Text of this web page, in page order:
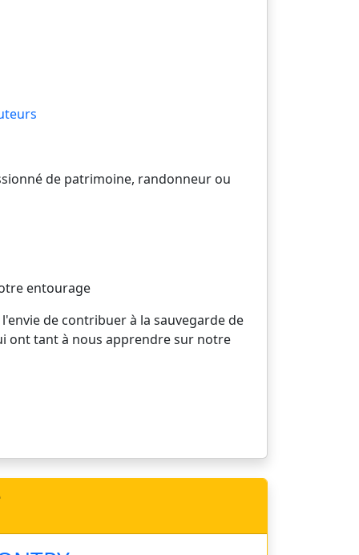
de patrimoine, randonneur ou
entourage
de contribuer à la sauvegarde de
ont tant à nous apprendre sur notre